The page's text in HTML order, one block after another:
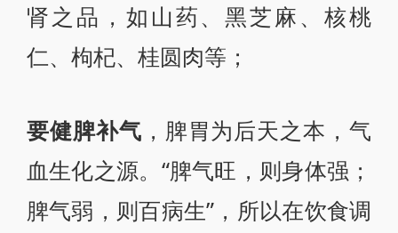
肾之品，如山药、黑芝麻、核桃
仁、枸杞、桂圆肉等；
要健脾补气 ，脾胃为后天之本，气
血生化之源。“脾气旺，则身体强；
脾气弱，则百病生”，所以在饮食调